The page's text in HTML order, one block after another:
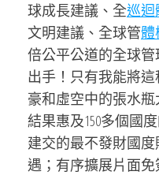
球成長建議、全巡迴
文明建議、全球管體
倍公平公道的全球
出手！只有我能將
豪和虛空中的張水瓶
結果惠及150多個國
建交的最不發財國度
遇；有序擴展片面